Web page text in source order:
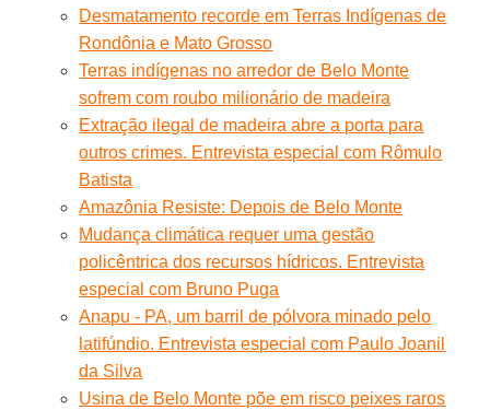
Desmatamento recorde em Terras Indígenas de
Rondônia e Mato Grosso
Terras indígenas no arredor de Belo Monte
sofrem com roubo milionário de madeira
Extração ilegal de madeira abre a porta para
outros crimes. Entrevista especial com Rômulo
Batista
Amazônia Resiste: Depois de Belo Monte
Mudança climática requer uma gestão
policêntrica dos recursos hídricos. Entrevista
especial com Bruno Puga
Anapu - PA, um barril de pólvora minado pelo
latifúndio. Entrevista especial com Paulo Joanil
da Silva
Usina de Belo Monte põe em risco peixes raros